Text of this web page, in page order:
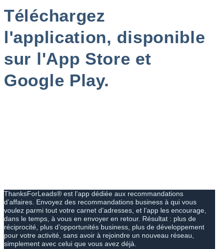
Téléchargez
l'application, disponible
sur l'App Store et
Google Play.
ThanksForLeads® est l’app dédiée aux recommandations
d’affaires. Envoyez des recommandations business à qui vous
voulez parmi tout votre carnet d’adresses, et l’app les encourage,
dans le temps, à vous en envoyer en retour. Résultat : plus de
réciprocité, plus d’opportunités business, plus de développement
pour votre activité, sans avoir à rejoindre un nouveau réseau,
simplement avec celui que vous avez déjà.